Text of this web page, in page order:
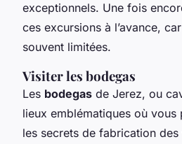
exceptionnels. Une fois
ces excursions à l’avance,
souvent limitées.
Visiter les bodegas
Les bodegas de Jerez, ou
lieux emblématiques où
les secrets de fabrication